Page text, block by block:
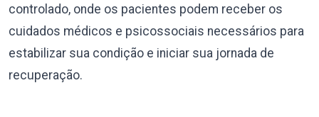
controlado, onde os pacientes podem receber os
cuidados médicos e psicossociais necessários para
estabilizar sua condição e iniciar sua jornada de
recuperação.